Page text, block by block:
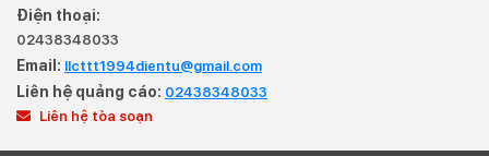
Điện thoại:
02438348033
Email: llcttt1994dientu@gmail.com
Liên hệ quảng cáo: 02438348033
Liên hệ tòa soạn